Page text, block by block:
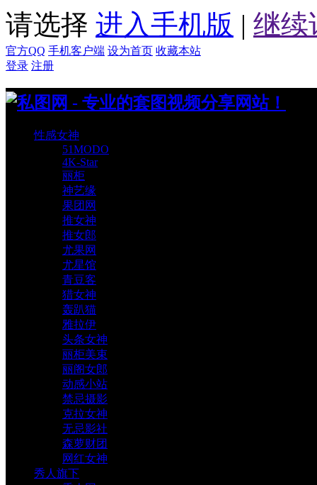
请选择 进入手机版 | 继续
官方QQ 手机客户端 设为首页 收藏本站
登录 注册
性感女神
51MODO
4K-Star
丽柜
神艺缘
果团网
推女神
推女郎
尤果网
尤星馆
青豆客
猎女神
轰趴猫
雅拉伊
头条女神
丽柜美束
丽阁女郎
动感小站
禁忌摄影
克拉女神
无忌影社
森萝财团
网红女神
秀人旗下